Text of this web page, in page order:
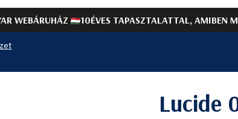
WEBÁRUHÁZ 10ÉVES TAPASZTALATTAL, AMIBEN
Lucide